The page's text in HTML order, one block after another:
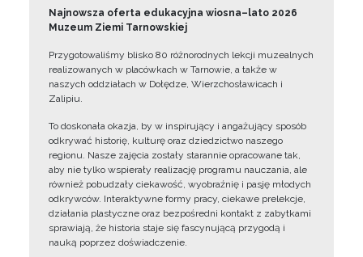
Najnowsza oferta edukacyjna wiosna–lato 2026
Muzeum Ziemi Tarnowskiej
Przygotowaliśmy blisko 80 różnorodnych lekcji muzealnych
realizowanych w placówkach w Tarnowie, a także w
naszych oddziałach w Dołędze, Wierzchosławicach i
Zalipiu.
To doskonała okazja, by w inspirujący i angażujący sposób
odkrywać historię, kulturę oraz dziedzictwo naszego
regionu. Nasze zajęcia zostały starannie opracowane tak,
aby nie tylko wspierały realizację programu nauczania, ale
również pobudzały ciekawość, wyobraźnię i pasję młodych
odkrywców. Interaktywne formy pracy, ciekawe prelekcje,
działania plastyczne oraz bezpośredni kontakt z zabytkami
sprawiają, że historia staje się fascynującą przygodą i
nauką poprzez doświadczenie.